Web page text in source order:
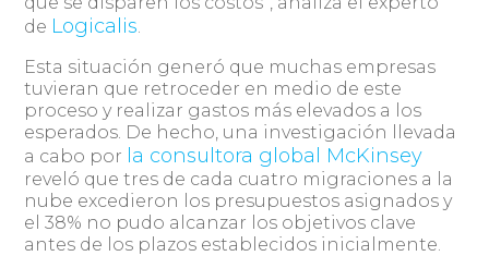
de Logicalis.
Esta situación generó que muchas empresas
tuvieran que retroceder en medio de este
proceso y realizar gastos más elevados a los
esperados. De hecho, una investigación llevada
a cabo por la consultora global McKinsey
reveló que tres de cada cuatro migraciones a la
nube excedieron los presupuestos asignados y
el 38% no pudo alcanzar los objetivos clave
antes de los plazos establecidos inicialmente.